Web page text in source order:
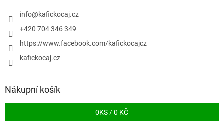
info@kafickocaj.cz
+420 704 346 349
https://www.facebook.com/kafickocajcz
kafickocaj.cz
Nákupní košík
0KS /0 KČ